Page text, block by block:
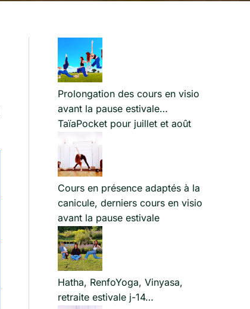
Prolongation des cours en visio
avant la pause estivale…
TaïaPocket pour juillet et août
Cours en présence adaptés à la
canicule, derniers cours en visio
avant la pause estivale
Hatha, RenfoYoga, Vinyasa,
retraite estivale j-14…